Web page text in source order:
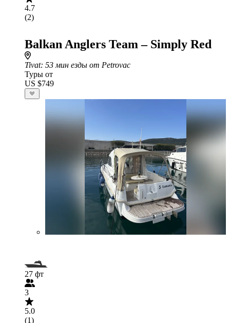
4.7
(2)
Balkan Anglers Team – Simply Red
Tivat: 53 мин езды от Petrovac
Туры от
US $749
27 фт
3
5.0
(1)